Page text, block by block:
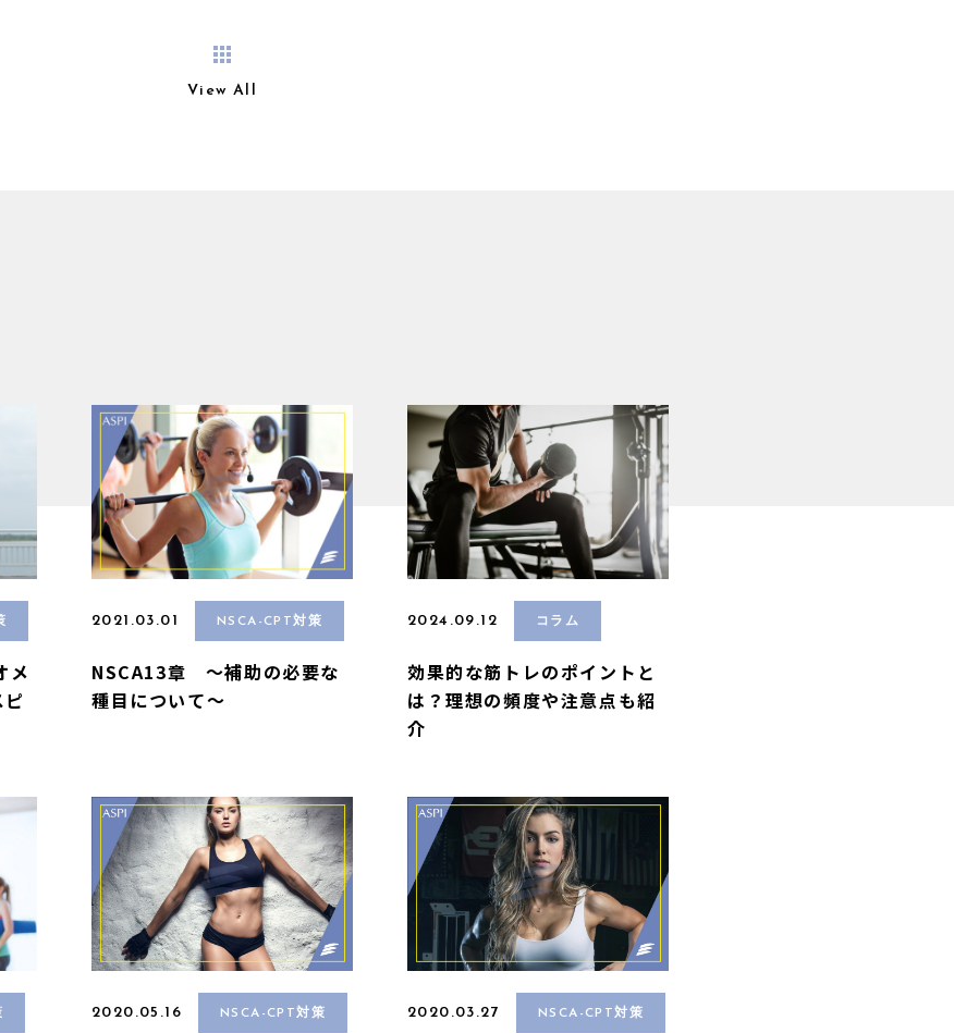
View All
メ
2021.03.01 NSCA-CPT対策
NSCA13章 〜補助の必要な
種目について〜
2024.09.12 コラム
効果的な筋トレのポイントと
は？理想の頻度や注意点も紹
介
2020.05.16 NSCA-CPT対策 2020.03.27 NSCA-CPT対策